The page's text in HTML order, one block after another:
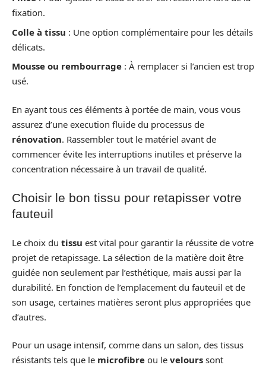
fixation.
Colle à tissu : Une option complémentaire pour les détails
délicats.
Mousse ou rembourrage : À remplacer si l’ancien est trop
usé.
En ayant tous ces éléments à portée de main, vous vous
assurez d’une execution fluide du processus de
rénovation. Rassembler tout le matériel avant de
commencer évite les interruptions inutiles et préserve la
concentration nécessaire à un travail de qualité.
Choisir le bon tissu pour retapisser votre
fauteuil
Le choix du tissu est vital pour garantir la réussite de votre
projet de retapissage. La sélection de la matière doit être
guidée non seulement par l’esthétique, mais aussi par la
durabilité. En fonction de l’emplacement du fauteuil et de
son usage, certaines matières seront plus appropriées que
d’autres.
Pour un usage intensif, comme dans un salon, des tissus
résistants tels que le microfibre ou le velours sont